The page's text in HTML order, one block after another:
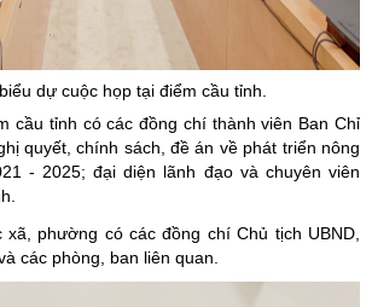
dự cuộc họp tại điểm cầu tỉnh.
cầu tỉnh có các đồng chí thành viên Ban Chỉ
quyết, chính sách, đề án về phát triển nông
- 2025; đại diện lãnh đạo và chuyên viên
phường có các đồng chí Chủ tịch UBND,
các phòng, ban liên quan.